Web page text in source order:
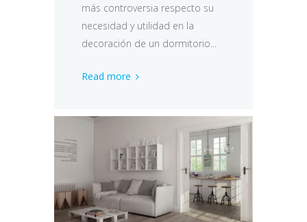
más controversia respecto su
necesidad y utilidad en la
decoración de un dormitorio...
Read more